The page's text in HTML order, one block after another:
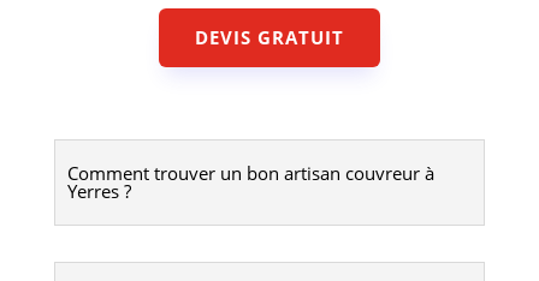
DEVIS GRATUIT
Comment trouver un bon artisan couvreur à
Yerres ?